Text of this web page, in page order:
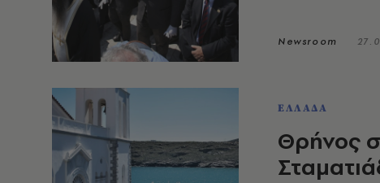
Newsroom
ΕΛΛΑΔΑ
Θρήνος